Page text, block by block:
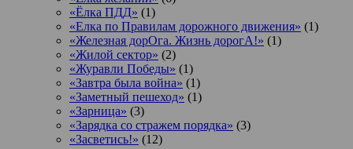
«Ёлка ПДД» (1)
«Елка по Правилам дорожного движения» (1)
«Железная дорОга. Жизнь дорогА!» (1)
«Жилой сектор» (2)
«Журавли Победы» (1)
«Завтра была война» (1)
«Заметный пешеход» (1)
«Зарница» (3)
«Зарядка со стражем порядка» (3)
«Засветись!» (12)